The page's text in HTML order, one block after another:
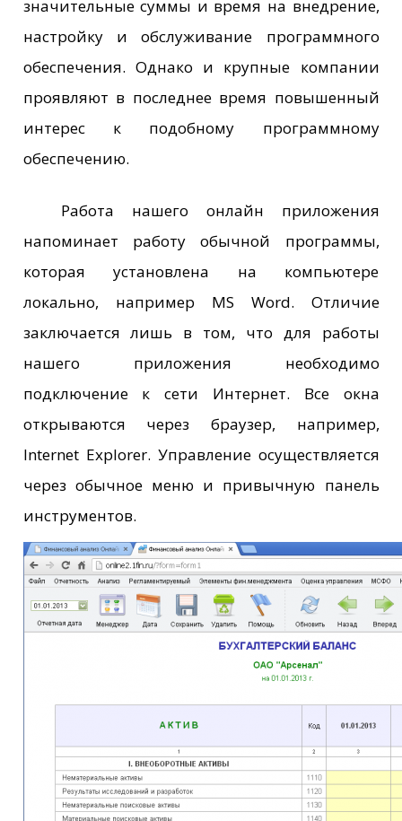
значительные суммы и время на внедрение,
настройку и обслуживание программного
обеспечения. Однако и крупные компании
проявляют в последнее время повышенный
интерес к подобному программному
обеспечению.
Работа нашего онлайн приложения
напоминает работу обычной программы,
которая установлена на компьютере
локально, например MS Word. Отличие
заключается лишь в том, что для работы
нашего приложения необходимо
подключение к сети Интернет. Все окна
открываются через браузер, например,
Internet Explorer. Управление осуществляется
через обычное меню и привычную панель
инструментов.